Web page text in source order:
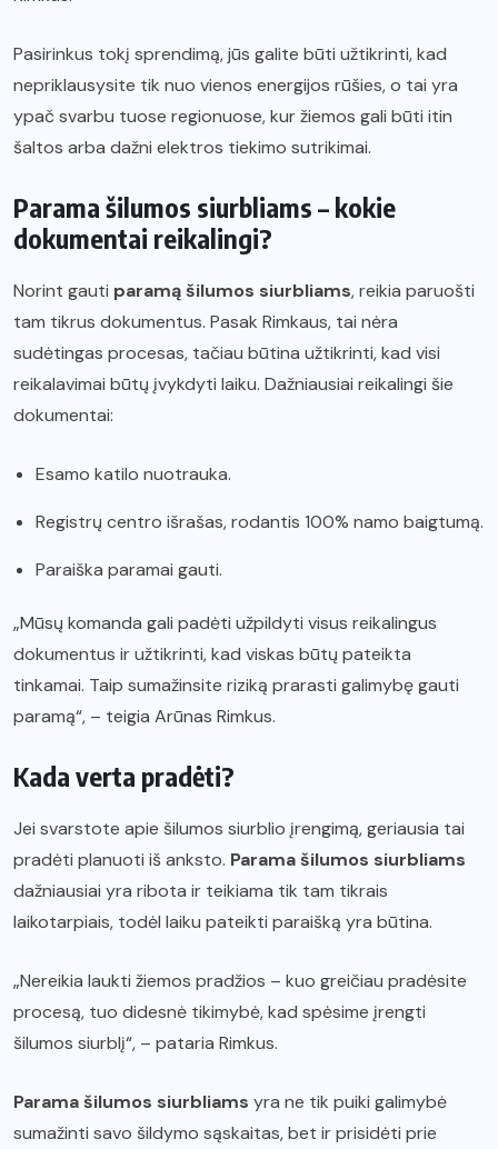
Pasirinkus tokį sprendimą, jūs galite būti užtikrinti, kad
nepriklausysite tik nuo vienos energijos rūšies, o tai yra
ypač svarbu tuose regionuose, kur žiemos gali būti itin
šaltos arba dažni elektros tiekimo sutrikimai.
Parama šilumos siurbliams – kokie
dokumentai reikalingi?
Norint gauti paramą šilumos siurbliams, reikia paruošti
tam tikrus dokumentus. Pasak Rimkaus, tai nėra
sudėtingas procesas, tačiau būtina užtikrinti, kad visi
reikalavimai būtų įvykdyti laiku. Dažniausiai reikalingi šie
dokumentai:
Esamo katilo nuotrauka.
Registrų centro išrašas, rodantis 100% namo baigtumą.
Paraiška paramai gauti.
„Mūsų komanda gali padėti užpildyti visus reikalingus
dokumentus ir užtikrinti, kad viskas būtų pateikta
tinkamai. Taip sumažinsite riziką prarasti galimybę gauti
paramą“, – teigia Arūnas Rimkus.
Kada verta pradėti?
Jei svarstote apie šilumos siurblio įrengimą, geriausia tai
pradėti planuoti iš anksto. Parama šilumos siurbliams
dažniausiai yra ribota ir teikiama tik tam tikrais
laikotarpiais, todėl laiku pateikti paraišką yra būtina.
„Nereikia laukti žiemos pradžios – kuo greičiau pradėsite
procesą, tuo didesnė tikimybė, kad spėsime įrengti
šilumos siurblį“, – pataria Rimkus.
Parama šilumos siurbliams yra ne tik puiki galimybė
sumažinti savo šildymo sąskaitas, bet ir prisidėti prie